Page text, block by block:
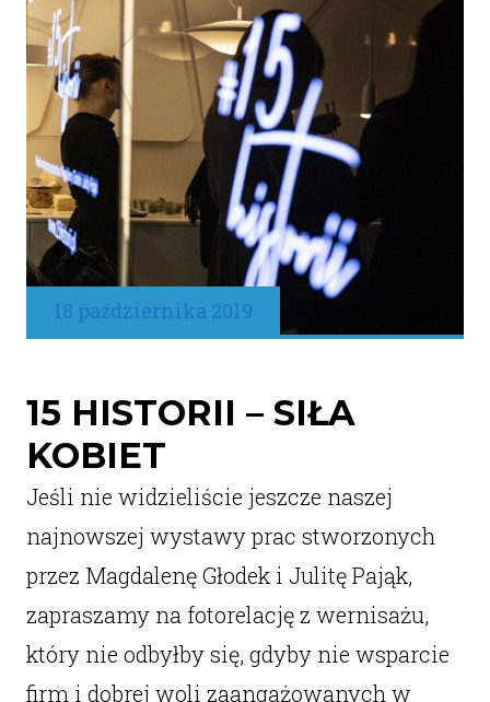
18 października 2019
15 HISTORII – SIŁA
KOBIET
Jeśli nie widzieliście jeszcze naszej
najnowszej wystawy prac stworzonych
przez Magdalenę Głodek i Julitę Pająk,
zapraszamy na fotorelację z wernisażu,
który nie odbyłby się, gdyby nie wsparcie
firm i dobrej woli zaangażowanych w